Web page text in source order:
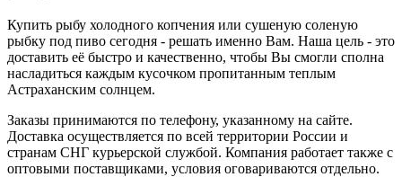
Купить рыбу холодного копчения или сушеную соленую
рыбку под пиво сегодня - решать именно Вам. Наша цель - это
доставить её быстро и качественно, чтобы Вы смогли сполна
насладиться каждым кусочком пропитанным теплым
Астраханским солнцем.
Заказы принимаются по телефону, указанному на сайте.
Доставка осуществляется по всей территории России и
странам СНГ курьерской службой. Компания работает также с
оптовыми поставщиками, условия оговариваются отдельно.